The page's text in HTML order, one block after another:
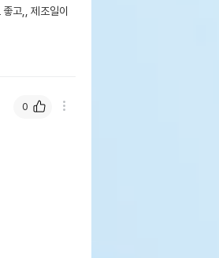
고,, 제조일이
0